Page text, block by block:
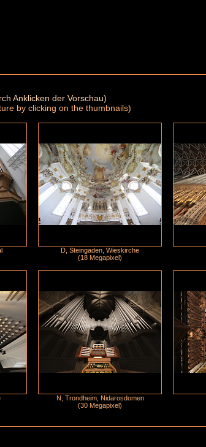
Anklicken der Vorschau)
by clicking on the thumbnails)
D, Steingaden, Wieskirche
(18 Megapixel)
N, Trondheim, Nidarosdomen
(30 Megapixel)